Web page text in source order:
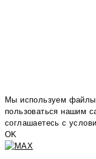
Мы используем
пользоваться нашим
соглашаетесь c
OK